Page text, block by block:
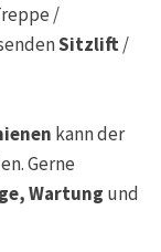
/
Sitzlift/
kann der
Gerne
Wartung und